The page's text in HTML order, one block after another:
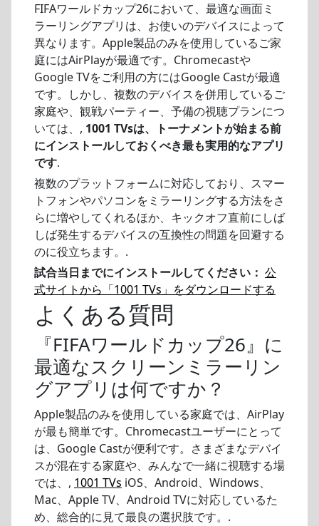
FIFAワールドカップ26において、最適な画面ミ
ラーリングアプリは、お使いのデバイスによって
異なります。Apple製品のみを使用しているご家
庭にはAirPlayが最適です。Chromecastや
Google TVをご利用の方にはGoogle Castが最適
です。しかし、複数のデバイスを併用しているご
家庭や、観戦パーティー、予備の視聴プランにつ
いては、, 1001 TVsは、トーナメントが始まる前
にインストールしておくべき最も実用的なアプリ
です.
複数のプラットフォームに対応しており、スマー
トフォンやパソコンをミラーリングする方法をさ
らに増やしてくれるほか、キックオフ直前にしば
しば発生するデバイスの互換性の問題を回避する
のに役立ちます。.
試合当日までにインストールしてください： 公
式サイトから「1001 TVs」をダウンロードする
よくある質問
『FIFAワールドカップ26』に
最適なスクリーンミラーリン
グアプリは何ですか？
Apple製品のみを使用している家庭では、AirPlay
が最も簡単です。Chromecastユーザーにとって
は、Google Castが便利です。さまざまなデバイ
スが混在する家庭や、みんなで一緒に視聴する場
では、, 1001 TVs iOS、Android、Windows、
Mac、Apple TV、Android TVに対応しているた
め、総合的に見て最良の選択肢です。.